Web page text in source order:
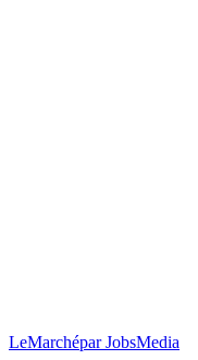
LeMarchépar JobsMedia